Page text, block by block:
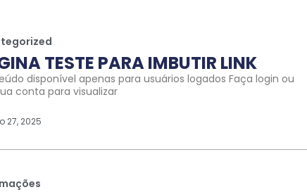
TESTE PARA IMBUTIR LINK
disponível apenas para usuários logados Faça login ou
conta para visualizar
27, 2025